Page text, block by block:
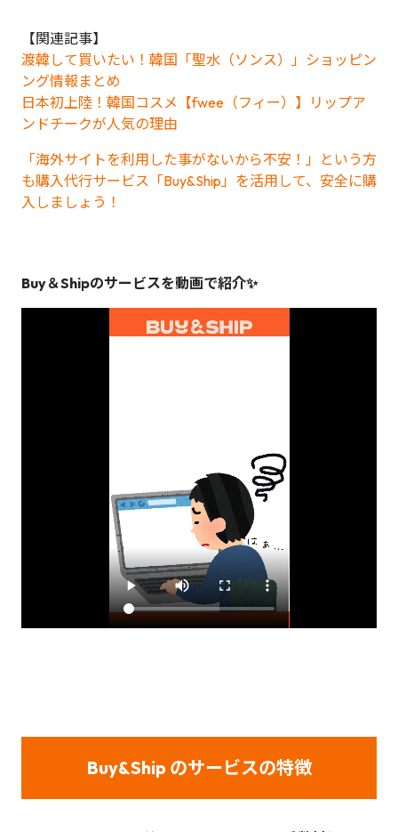
【関連記事】
渡韓して買いたい！韓国「聖水（ソンス）」ショッピン
ング情報まとめ
日本初上陸！韓国コスメ【fwee（フィー）】リップア
ンドチークが人気の理由
「海外サイトを利用した事がないから不安！」という方
も購入代行サービス「Buy&Ship」を活用して、安全に購
入しましょう！
Buy＆Shipのサービスを動画で紹介✨
Buy&Ship のサービスの特徴